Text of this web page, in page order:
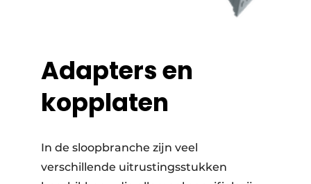
Adapters en
kopplaten
In de sloopbranche zijn veel
verschillende uitrustingsstukken